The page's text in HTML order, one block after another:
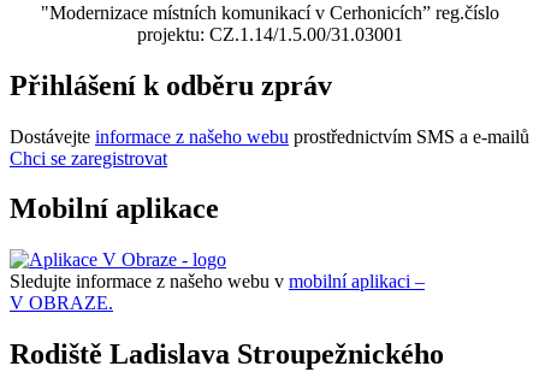
"Modernizace místních komunikací v Cerhonicích” reg.číslo
projektu: CZ.1.14/1.5.00/31.03001
Přihlášení k odběru zpráv
Dostávejte informace z našeho webu prostřednictvím SMS a e-mailů
Chci se zaregistrovat
Mobilní aplikace
Sledujte informace z našeho webu v mobilní aplikaci –
V OBRAZE.
Rodiště Ladislava Stroupežnického